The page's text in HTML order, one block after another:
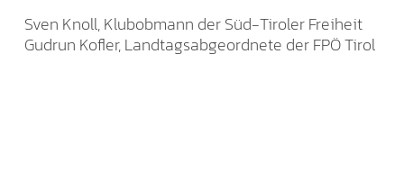
Sven Knoll, Klubobmann der Süd-Tiroler Freiheit
Gudrun Kofler, Landtagsabgeordnete der FPÖ Tirol